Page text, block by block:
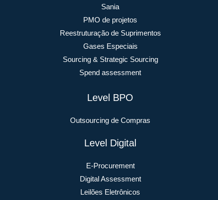
Sania
PMO de projetos
Reestruturação de Suprimentos
Gases Especiais
Sourcing & Strategic Sourcing
Spend assessment
Level BPO
Outsourcing de Compras
Level Digital
E-Procurement
Digital Assessment
Leilões Eletrônicos